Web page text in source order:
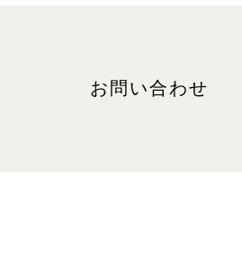
お問い合わせ